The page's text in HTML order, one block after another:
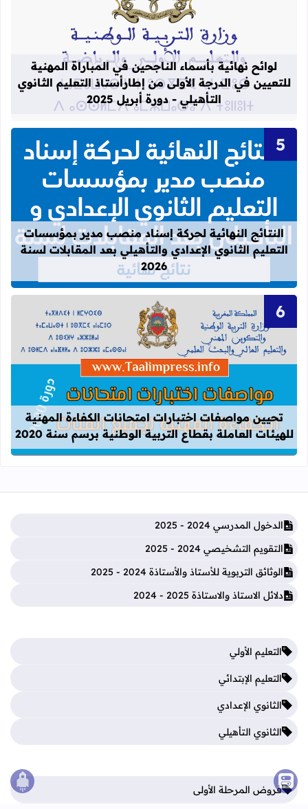
قراءة المزيد عن لوائح نهائية بأسماء
لوائح نهائية بأسماء الناجحين في المباراة المهنية
للتعيين في الدرجة الأولى من إطارأستاذ التعليم الثانوي
التأهيلي - دورة أبريل 2025
قراءة المزيد عن النتائج النهائية
النتائج النهائية لحركة إسناد منصب مدير بمؤسسات
التعليم الثانوي الإعدادي والتأهيلي بعد المقابلات لسنة
2026
قراءة المزيد عن تحيين مواصفات
تحيين مواصفات اختبارات امتحانات الكفاءة المهنية
للهيئات العاملة بقطاع التربية الوطنية برسم سنة 2020
الدخول المدرسي 2024 - 2025
التقويم التشخيصي 2024 - 2025
الوثائق التربوية للأستاذ والأستاذة 2024 - 2025
دلائل الاستاذ والاستاذة 2025 - 2024
التعليم الأولي
التعليم الإبتدائي
الثانوي الإعدادي
الثانوي التأهيلي
فروض المرحلة الأولى